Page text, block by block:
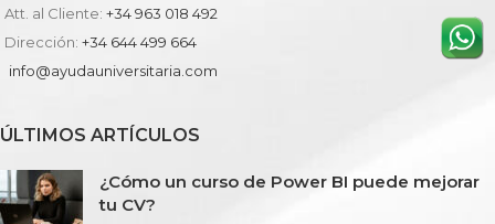
Att. al Cliente: +34 963 018 492
Dirección: +34 644 499 664
info@ayudauniversitaria.com
ÚLTIMOS ARTÍCULOS
¿Cómo un curso de Power BI puede mejorar
tu CV?